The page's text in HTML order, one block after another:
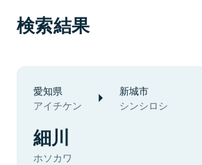
検索結果
愛知県
アイチケン
新城市
シンシロシ
細川
ホソカワ